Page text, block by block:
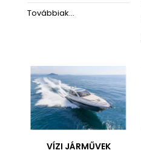
Továbbiak...
VÍZI JÁRMŰVEK